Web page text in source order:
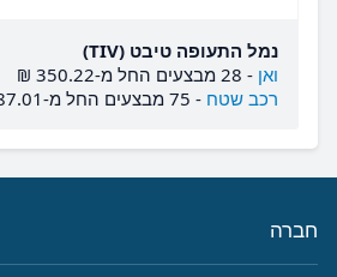
נמל התעופה טיבט (TIV)
ואן - 28 מבצעים החל מ-‏350.22 ‏₪
רכב שטח - 75 מבצעים החל מ-‏287.01 ‏₪
חברה